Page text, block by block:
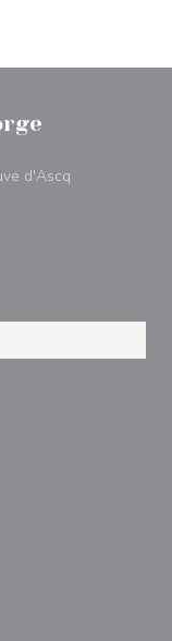
d'Ascq((在新窗口中
在新窗口中打开))